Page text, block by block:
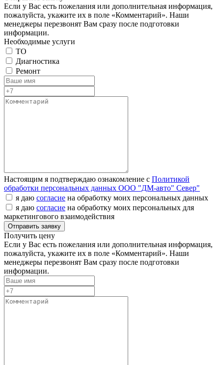
Если у Вас есть пожелания или дополнительная информация,
пожалуйста, укажите их в поле «Комментарий». Наши
менеджеры перезвонят Вам сразу после подготовки
информации.
Необходимые услуги
ТО
Диагностика
Ремонт
Настоящим я подтверждаю ознакомление с Политикой
обработки персональных данных ООО "ДМ-авто" Север"
я даю согласие на обработку моих персональных данных
я даю согласие на обработку моих персональных для
маркетингового взаимодействия
Получить цену
Если у Вас есть пожелания или дополнительная информация,
пожалуйста, укажите их в поле «Комментарий». Наши
менеджеры перезвонят Вам сразу после подготовки
информации.